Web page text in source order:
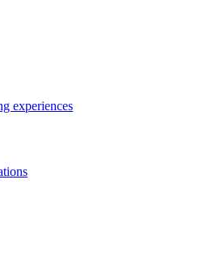
experiences